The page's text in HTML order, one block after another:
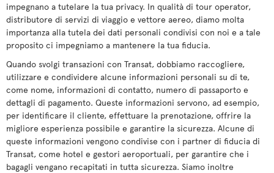
impegnano a tutelare la tua privacy. In qualità di tour operator,
distributore di servizi di viaggio e vettore aereo, diamo molta
importanza alla tutela dei dati personali condivisi con noi e a tale
proposito ci impegniamo a mantenere la tua fiducia.
Quando svolgi transazioni con Transat, dobbiamo raccogliere,
utilizzare e condividere alcune informazioni personali su di te,
come nome, informazioni di contatto, numero di passaporto e
dettagli di pagamento. Queste informazioni servono, ad esempio,
per identificare il cliente, effettuare la prenotazione, offrire la
migliore esperienza possibile e garantire la sicurezza. Alcune di
queste informazioni vengono condivise con i partner di fiducia di
Transat, come hotel e gestori aeroportuali, per garantire che i
bagagli vengano recapitati in tutta sicurezza. Siamo inoltre